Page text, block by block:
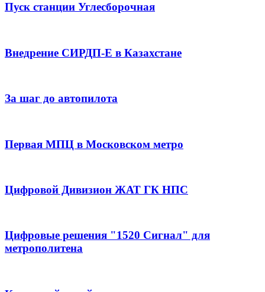
Пуск станции Углесборочная
Внедрение СИРДП-Е в Казахстане
За шаг до автопилота
Первая МПЦ в Московском метро
Цифровой Дивизион ЖАТ ГК НПС
Цифровые решения "1520 Сигнал" для
метрополитена